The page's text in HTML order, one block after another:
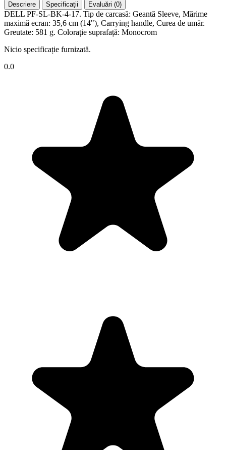
Descriere Specificații Evaluări (0)
DELL PF-SL-BK-4-17. Tip de carcasă: Geantă Sleeve, Mărime
maximă ecran: 35,6 cm (14"), Carrying handle, Curea de umăr.
Greutate: 581 g. Colorație suprafață: Monocrom
Nicio specificație furnizată.
0.0